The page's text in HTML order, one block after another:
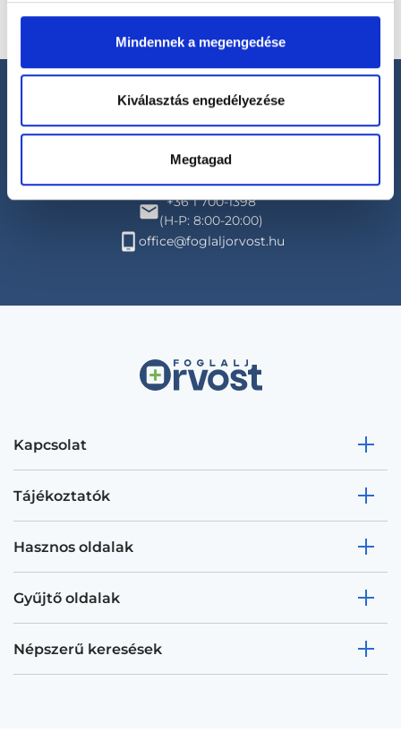
Mindennek a megengedése
Kiválasztás engedélyezése
Megtagad
Segíthetünk?
+36 1 700-1398
(H-P: 8:00-20:00)
office@foglaljorvost.hu
Kapcsolat
Tájékoztatók
Hasznos oldalak
Gyűjtő oldalak
Népszerű keresések